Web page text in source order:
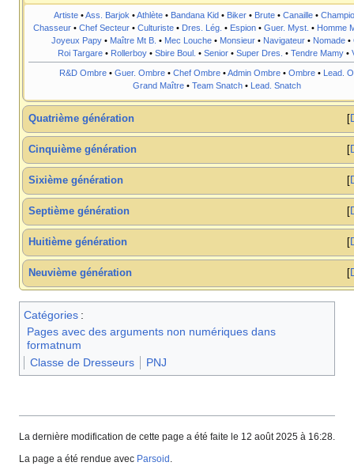
Artiste •Ass. Barjok •Athlète • Bandana Kid • Biker • Brute • Canaille •
Chasseur • Chef Secteur • Culturiste • Dres. Lég. • Espion • Guer. Myst. • Homme
Joyeux Papy• Maître Mt B. • Mec Louche• Monsieur• Navigateur• Nomade•
Roi Targare • Rollerboy • Sbire Boul. • Senior • Super Dres. • Tendre Mamy •
R&D Ombre • Guer. Ombre • Chef Ombre •Admin Ombre • Ombre • Lead.
Grand Maître• Team Snatch• Lead. Snatch
Quatrième génération
Cinquième génération
Sixième génération
Septième génération
Huitième génération
Neuvième génération
Catégories :
Pages avec des arguments non numériques dans
formatnum
Classe de Dresseurs
PNJ
La dernière modification de cette page a été faite le 12 août 2025 à 16:28.
La page a été rendue avec Parsoid .